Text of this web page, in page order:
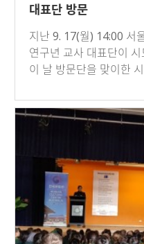
대표단 방문
지난 9. 17(월) 14:00 서
연구년 교사 대표단이
이 날 방문단을 맞이한